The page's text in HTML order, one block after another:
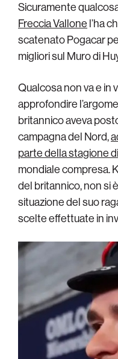
Sicuramente
Freccia Vallone l’ha
scatenato Pogacar
migliori sul Muro di
Qualcosa non va e in
approfondire
britannico aveva
campagna del Nord,
parte della stagione
mondiale compresa.
del britannico, non si
situazione del suo
scelte effettuate in